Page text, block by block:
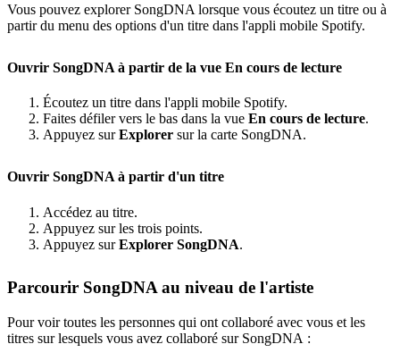
Vous pouvez explorer SongDNA lorsque vous écoutez un titre ou à
partir du menu des options d'un titre dans l'appli mobile Spotify.
Ouvrir SongDNA à partir de la vue En cours de lecture
Écoutez un titre dans l'appli mobile Spotify.
Faites défiler vers le bas dans la vue En cours de lecture.
Appuyez surExplorer sur la carte SongDNA.
Ouvrir SongDNA à partir d'un titre
Accédez au titre.
Appuyez sur les trois points.
Appuyez surExplorer SongDNA.
Parcourir SongDNA au niveau de l'artiste
Pour voir toutes les personnes qui ont collaboré avec vous et les
titres sur lesquels vous avez collaboré sur SongDNA :